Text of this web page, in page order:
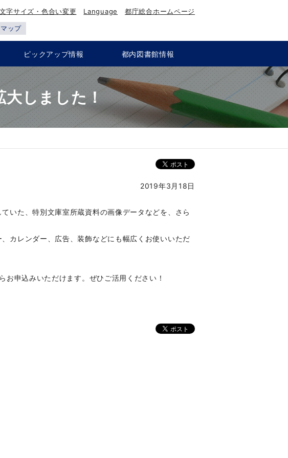
文字サイズ・色合い変更 Language 都庁総合ホームページ
ップ
ピックアップ情報 都内図書館情報
大しました！
2019年3月18日
いた、特別文庫室所蔵資料の画像データなどを、さら
カレンダー、広告、装飾などにも幅広くお使いいただ
申込みいただけます。ぜひご活用ください！